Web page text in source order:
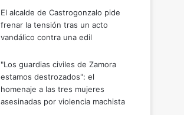
El alcalde de Castrogonzalo pide
frenar la tensión tras un acto
vandálico contra una edil
"Los guardias civiles de Zamora
estamos destrozados": el
homenaje a las tres mujeres
asesinadas por violencia machista